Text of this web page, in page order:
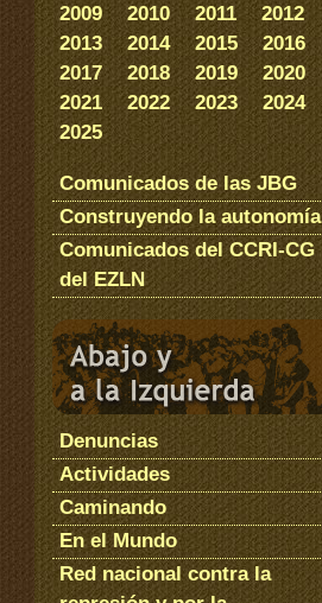
2009
2010 2011
2012
2013
2014 2015
2016
2017
2018 2019
2020
2021
2022 2023
2024
2025
Comunicados de las JBG
Construyendo la autonomía
Comunicados del CCRI-CG
del EZLN
Denuncias
Actividades
Caminando
En el Mundo
Red nacional contra la